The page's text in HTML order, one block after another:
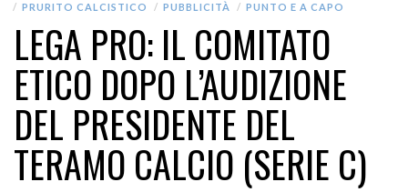
PRURITO CALCISTICO
PUBBLICITÀ PUNTO E A CAPO
LEGA PRO: IL COMITATO
ETICO DOPO L’AUDIZIONE
DEL PRESIDENTE DEL
TERAMO CALCIO (SERIE C)